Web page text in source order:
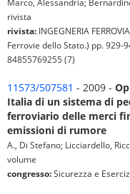
rivista
rivista: INGEGNERIA
Ferrovie dello Stato.) pp. 929-
84855769255 (7)
11573/507581 - 2009 -
Italia di un sistema di
ferroviario delle merci
emissioni di rumore
A., Di Stefano; Licciardello,
volume
congresso:Sicurezza e